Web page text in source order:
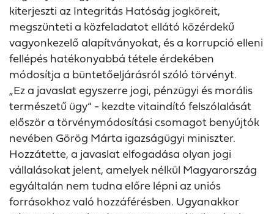
kiterjeszti az Integritás Hatóság jogköreit,
megszünteti a közfeladatot ellátó közérdekű
vagyonkezelő alapítványokat, és a korrupció elleni
fellépés hatékonyabbá tétele érdekében
módosítja a büntetőeljárásról szóló törvényt.
„Ez a javaslat egyszerre jogi, pénzügyi és morális
természetű ügy“ - kezdte vitaindító felszólalását
először a törvénymódosítási csomagot benyújtók
nevében Görög Márta igazságügyi miniszter.
Hozzátette, a javaslat elfogadása olyan jogi
vállalásokat jelent, amelyek nélkül Magyarország
egyáltalán nem tudna előre lépni az uniós
forrásokhoz való hozzáférésben. Ugyanakkor